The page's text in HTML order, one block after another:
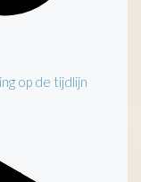
op de tijdlijn